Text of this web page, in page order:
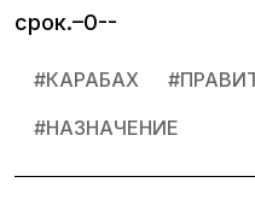
срок.–0--
#КАРАБАХ #
#НАЗНАЧЕНИЕ